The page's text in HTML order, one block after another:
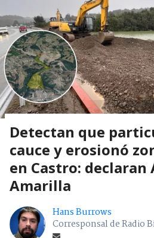
Detectan que
cauce y erosionó
en Castro: declaran
Amarilla
Hans Burrows
Corresponsal de Radio